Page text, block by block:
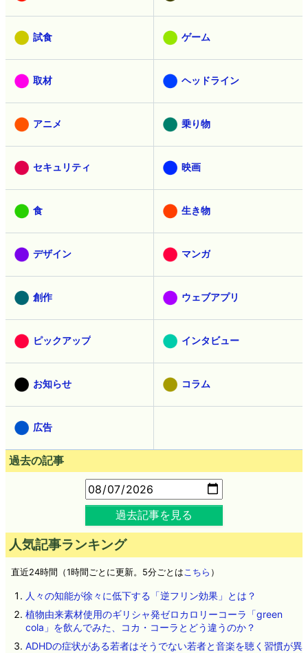
試食 ゲーム
取材 ヘッドライン
アニメ 乗り物
セキュリティ 映画
食 生き物
デザイン マンガ
創作 ウェブアプリ
ピックアップ インタビュー
お知らせ コラム
広告
過去の記事
過去記事を見る
人気記事ランキング
直近24時間（1時間ごとに更新。5分ごとは こちら ）
人々の知能が徐々に低下する「逆フリン効果」とは？
植物由来素材使用のギリシャ発ゼロカロリーコーラ「green
cola」を飲んでみた、コカ・コーラとどう違うのか？
ADHDの症状がある若者はそうでない若者と音楽を聴く習慣が異